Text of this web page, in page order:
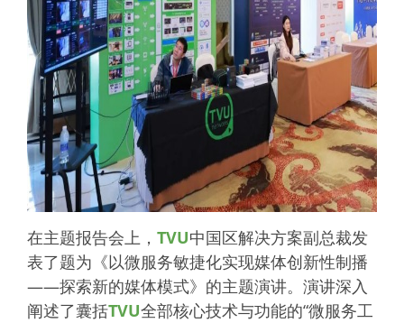
在主题报告会上， TVU中国区解决方案副总裁发
表了题为《以微服务敏捷化实现媒体创新性制播
——探索新的媒体模式》的主题演讲。演讲深入
阐述了囊括TVU全部核心技术与功能的“微服务工